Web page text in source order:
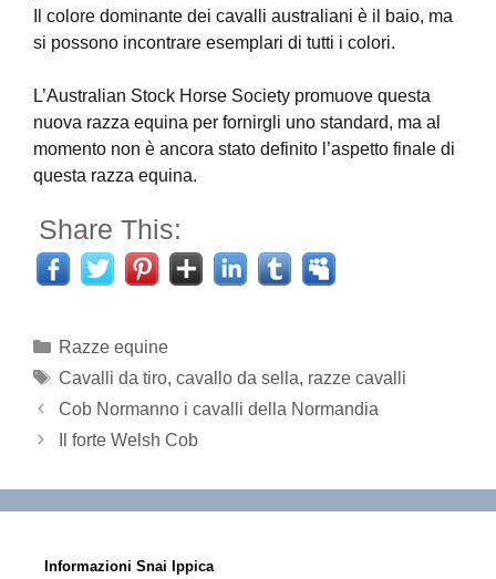
Il colore dominante dei cavalli australiani è il baio, ma
si possono incontrare esemplari di tutti i colori.
L’Australian Stock Horse Society promuove questa
nuova razza equina per fornirgli uno standard, ma al
momento non è ancora stato definito l’aspetto finale di
questa razza equina.
Share This:
Categorie
Razze equine
Tag
Cavalli da tiro, cavallo da sella, razze cavalli
Cob Normanno i cavalli della Normandia
Il forte Welsh Cob
Informazioni Snai Ippica